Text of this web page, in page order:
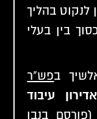
בהליך
בין בעלי
בפש"ר
עיבוד
(פורסם בנבו